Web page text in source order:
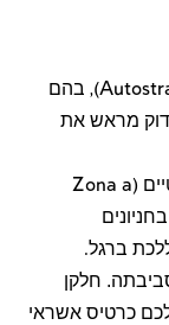
בהם
מראש את
(Zona a
ברגל.
חלקן
לכם כרטיס אשראי